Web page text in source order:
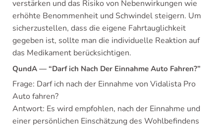
verstärken und das Risiko von Nebenwirkungen wie
erhöhte Benommenheit und Schwindel steigern. Um
sicherzustellen, dass die eigene Fahrtauglichkeit
gegeben ist, sollte man die individuelle Reaktion auf
das Medikament berücksichtigen.
QundA — “Darf ich Nach Der Einnahme Auto Fahren?”
Frage: Darf ich nach der Einnahme von Vidalista Pro
Auto fahren?
Antwort: Es wird empfohlen, nach der Einnahme und
einer persönlichen Einschätzung des Wohlbefindens